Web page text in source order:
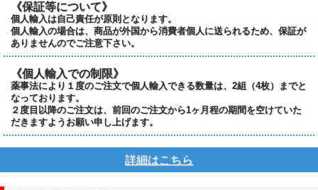
《保証等について》
個人輸入は自己責任が原則となります。
個人輸入の場合は、商品が外国から消費者個人に送られるため、保証が
ありませんのでご注意下さい。
《個人輸入での制限》
薬事法により１度のご注文で個人輸入できる数量は、2組（4枚）までと
なっております。
２度目以降のご注文は、前回のご注文から1ヶ月程の期間を空けていた
だきますようお願い申し上げます。
詳細はこちら